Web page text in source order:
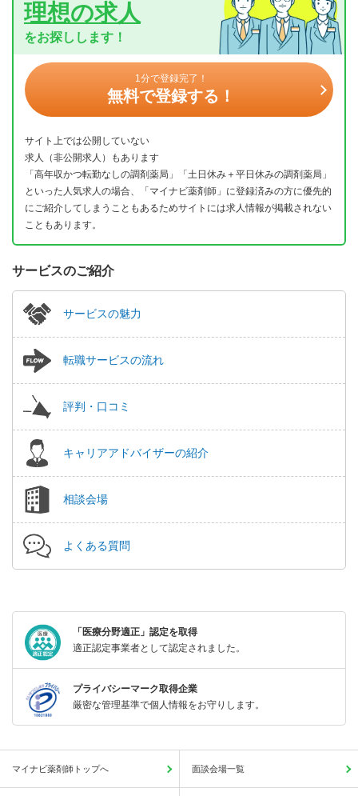
理想の求人
をお探しします！
1分で登録完了！
無料で登録する！
サイト上では公開していない
求人（非公開求人）もあります
「高年収かつ転勤なしの調剤薬局」「土日休み＋平日休みの調剤薬局」
といった人気求人の場合、「マイナビ薬剤師」に登録済みの方に優先的
にご紹介してしまうこともあるためサイトには求人情報が掲載されない
こともあります。
サービスのご紹介
サービスの魅力
転職サービスの流れ
評判・口コミ
キャリアアドバイザーの紹介
相談会場
よくある質問
「医療分野適正」認定を取得
適正認定事業者として認定されました。
プライバシーマーク取得企業
厳密な管理基準で個人情報をお守りします。
マイナビ薬剤師トップへ 面談会場一覧